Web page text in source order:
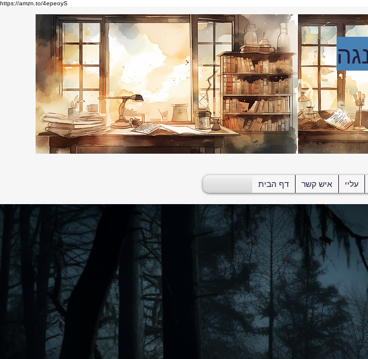
https://amzn.to/4epeoyS
דף הבית איש קשר עליי